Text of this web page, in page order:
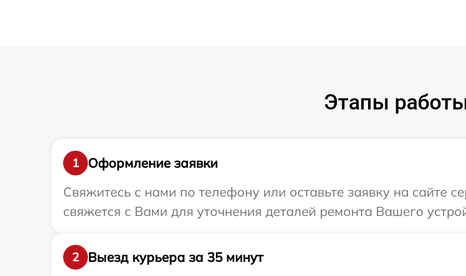
Этапы
1
Оформление заявки
Свяжитесь с нами по телефону или оставьте заявку на сайте
свяжется с Вами для уточнения деталей ремонта Вашего
2
Выезд курьера за 35 минут